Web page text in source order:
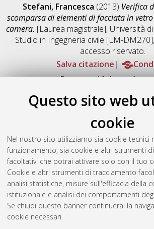
Questo sito web
cookie
Nel nostro sito utilizziamo sia cookie tecnici
funzionamento, sia cookie e altri strumenti
facoltativi che potrai attivare solo con il tuo
Cookie e altri strumenti di tracciamento
analisi statistiche, misure sull'efficacia della
istituzionale e analisi dei comportamenti
Se chiudi questo banner continuerai la
cookie necessari.
Stefani, Francesca (2013) Verifica
scomparsa di elementi di facciata in
camera. [Laurea magistrale], Università
Studio in Ingegneria civile [LM-DM270]
accesso riservato.
Salva citazione
Documenti full-text
Documento PDF
Full-text non accessibile
Download (19MB) |
Abstract
Altri metadati
Gestione del documento: